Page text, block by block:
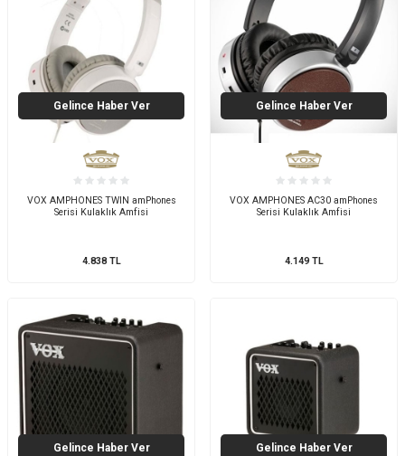
VOX AMPHONES TWIN amPhones
Serisi Kulaklık Amfisi
4.838TL
Gelince Haber Ver
VOX AMPHONES AC30 amPhones
Serisi Kulaklık Amfisi
4.149TL
Gelince Haber Ver
Gelince Haber Ver Gelince Haber Ver